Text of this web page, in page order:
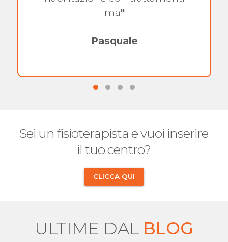
ma"
Pasquale
Sei un fisioterapista e vuoi inserire
il tuo centro?
CLICCA QUI
ULTIME DAL BLOG